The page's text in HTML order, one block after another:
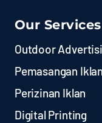
Our Services
Outdoor
Pemasangan Iklan
Perizinan Iklan
Digital Printing